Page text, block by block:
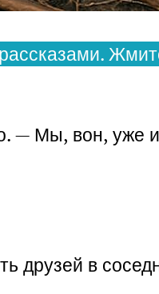
— Мы, вон, уже
друзей в